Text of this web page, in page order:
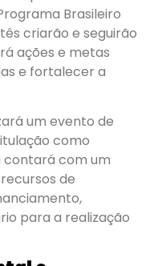
Brasileiro
criarão e seguirão
ações e metas
e fortalecer a
um evento de
como
contará com um
de
para a realização